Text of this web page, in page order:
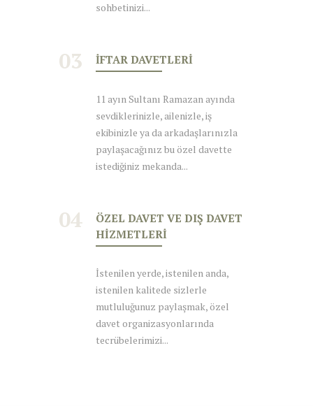
sohbetinizi...
03 İFTAR DAVETLERI
11 ayın Sultanı Ramazan ayında
sevdiklerinizle, ailenizle, iş
ekibinizle ya da arkadaşlarınızla
paylaşacağınız bu özel davette
istediğiniz mekanda...
04
ÖZEL DAVET VE DIŞ DAVET
HIZMETLERI
İstenilen yerde, istenilen anda,
istenilen kalitede sizlerle
mutluluğunuz paylaşmak, özel
davet organizasyonlarında
tecrübelerimizi...